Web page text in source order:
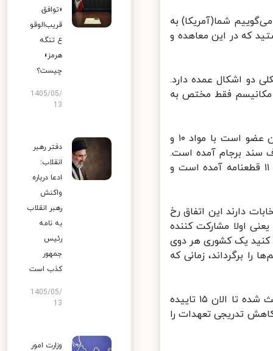
شما(آمریکا) به
که در این معاهده و
دو اشکال عمده دارد.
مکانیسم فقط مختص به
وی اضافه کرد: دومین اشکال آئینی این است که کسی هم که همین الان عضو است با مواد ۱۰ و
سند برجام آمده است.
یعنی باید آئین موضوع مواد ۳۶ و ۳۷ را طی کند. این موضوع در مواد ۱۰ و ۱۱ قطعنامه آمده است و
دارند این اتفاق رخ
اولا مشارکت کننده
حالا فرض کنید یک کشوری هر دوی
برگرداند، زمانی که
معاون حقوقی رئیس جمهور تاکید کرد: آنچه که ایران انجام داده است باعث شده تا الان ۱۵ تاییده
تدریجی تعهدات را
«توافق
قریب‌الوقو
ع تنگه
هرمز»
چیست؟
1405/05/
13
دفتر رهبر
انقلاب:
ادعا درباره
واکنش
رهبر انقلاب
به نامه
رئیس
جمهور
کذب است
1405/05/
13
وزارت امور